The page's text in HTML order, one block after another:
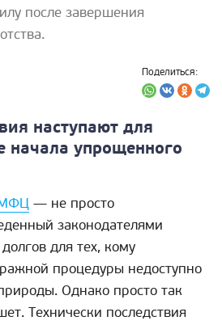
после завершения
Поделиться:
наступают для
начала упрощенного
МФЦ — не просто
законодателями
для тех, кому
процедуры недоступно
Однако просто так
Технически последствия